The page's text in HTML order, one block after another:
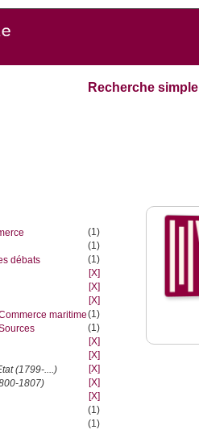
Recherche simple
(1)
(1)
débats
(1)
[X]
[X]
[X]
maritime(1)
(1)
[X]
[X]
(1799-....)
[X]
1807)
[X]
[X]
(1)
(1)